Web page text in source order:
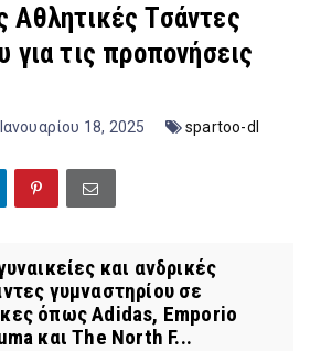
Τσάντες
για τις προπονήσεις
Ιανουαρίου 18, 2025 spartoo-dl
και ανδρικές
γυμναστηρίου σε
όπως Adidas, Emporio
και The North F...